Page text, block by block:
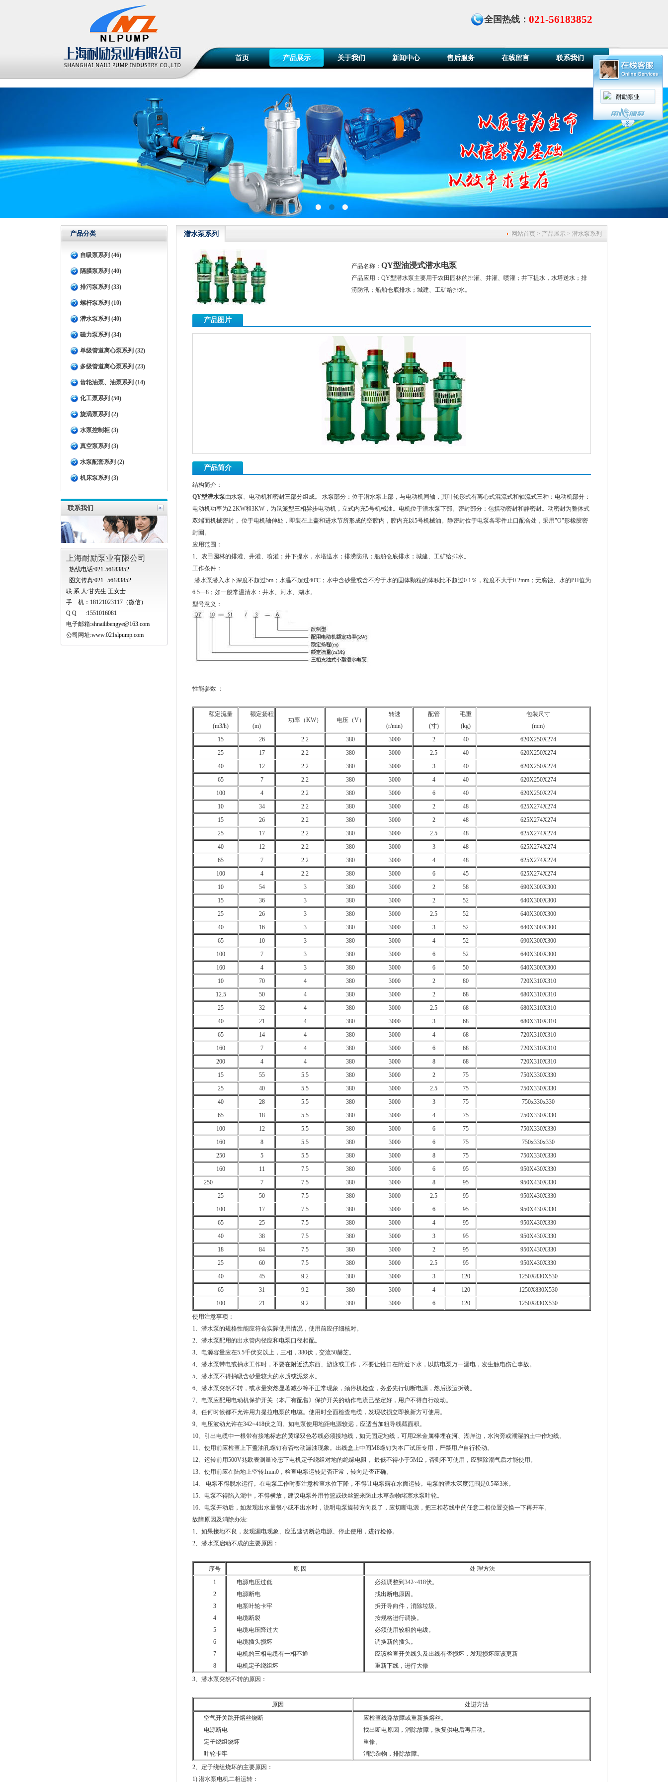
耐励泵业
全国热线： 021-56183852
首页 产品展示 关于我们 新闻中心 售后服务 在线留言 联系我们
百叶窗图片载入中
产品分类
自吸泵系列 (46)
隔膜泵系列 (40)
排污泵系列 (33)
螺杆泵系列 (10)
潜水泵系列 (40)
磁力泵系列 (34)
单级管道离心泵系列 (32)
多级管道离心泵系列 (23)
齿轮油泵、油泵系列 (14)
化工泵系列 (50)
旋涡泵系列 (2)
水泵控制柜 (3)
真空泵系列 (3)
水泵配套系列 (2)
机床泵系列 (3)
联系我们
上海耐励泵业有限公司
热线电话:021-56183852
图文传真:021--56183852
联 系 人:甘先生 王女士
手 机：18121023117（微信）
Q Q :1551016081
电子邮箱:shnailibengye@163.com
公司网址:www.021slpump.com
网站首页 > 产品展示 > 潜水泵系列
潜水泵系列
产品名称： QY型油浸式潜水电泵
产品应用：QY型潜水泵主要用于农田园林的排灌、井灌、喷灌；井下提水，水塔送水；排
涝防汛；船舶仓底排水；城建、工矿给排水。
产品图片
产品简介
结构简介：
QY型潜水泵由水泵、电动机和密封三部分组成。 水泵部分：位于潜水泵上部，与电动机同轴，其叶轮形式有离心式混流式和轴流式三种：电动机部分：
电动机功率为2.2KW和3KW，为鼠笼型三相异步电动机，立式内充5号机械油。电机位于潜水泵下部。密封部分：包括动密封和静密封。动密封为整体式
双端面机械密封， 位于电机轴伸处，即装在上盖和进水节所形成的空腔内，腔内充以5号机械油。静密封位于电泵各零件止口配合处，采用"O"形橡胶密
封圈。
应用范围：
1、农田园林的排灌、井灌、喷灌；井下提水，水塔送水；排涝防汛；船舶仓底排水；城建、工矿给排水。
工作条件：
·潜水泵潜入水下深度不超过5m；水温不超过40℃；水中含砂量或含不溶于水的固体颗粒的体积比不超过0.1％，粒度不大于0.2mm；无腐蚀、水的PH值为
6.5—8；如一般常温清水：井水、河水、湖水。
型号意义：
性能参数 ：
额定流量
(m3/h)
额定扬程
(m)
功率（KW） 电压（V）
转速
(r/min)
配管
(寸)
毛重
(kg)
包装尺寸
(mm)
15
26 2.2 380 3000 2 40
620X250X274
25
17 2.2 380 3000 2.5 40
620X250X274
40
12 2.2 380 3000 3 40
620X250X274
65
7 2.2 380 3000 4 40
620X250X274
100
4 2.2 380 3000 6 40
620X250X274
10
34 2.2 380 3000 2 48
625X274X274
15
26 2.2 380 3000 2 48
625X274X274
25
17 2.2 380 3000 2.5 48
625X274X274
40
12 2.2 380 3000 3 48
625X274X274
65
7 2.2 380 3000 4 48
625X274X274
100
4 2.2 380 3000 6 45
625X274X274
10
54 3 380 3000 2 58
690X300X300
15
36 3 380 3000 2 52
640X300X300
25
26 3 380 3000 2.5 52
640X300X300
40
16 3 380 3000 3 52
640X300X300
65
10 3 380 3000 4 52
690X300X300
100
7 3 380 3000 6 52
640X300X300
160
4 3 380 3000 6 50
640X300X300
10
70 4 380 3000 2 80
720X310X310
12.5
50 4 380 3000 2 68
680X310X310
25
32 4 380 3000 2.5 68
680X310X310
40
21 4 380 3000 3 68
680X310X310
65
14 4 380 3000 4 68
720X310X310
160
7 4 380 3000 6 68
720X310X310
200
4 4 380 3000 8 68
720X310X310
15
55 5.5 380 3000 2 75
750X330X330
25
40 5.5 380 3000 2.5 75
750X330X330
40
28 5.5 380 3000 3 75
750x330x330
65
18 5.5 380 3000 4 75
750X330X330
100
12 5.5 380 3000 6 75
750X330X330
160
8 5.5 380 3000 6 75
750x330x330
250
5 5.5 380 3000 8 75
750X330X330
160
11 7.5 380 3000 6 95
950X430X330
250
7 7.5 380 3000 8 95
950X430X330
25
50 7.5 380 3000 2.5 95
950X430X330
100
17 7.5 380 3000 6 95
950X430X330
65
25 7.5 380 3000 4 95
950X430X330
40
38 7.5 380 3000 3 95
950X430X330
18
84 7.5 380 3000 2 95
950X430X330
25
60 7.5 380 3000 2.5 95
950X430X330
40
45 9.2 380 3000 3 120
1250X830X530
65
31 9.2 380 3000 4 120
1250X830X530
100
21 9.2 380 3000 6 120
1250X830X530
使用注意事项：
1、 潜水泵的规格性能应符合实际使用情况，使用前应仔细核对。
2、潜水泵配用的出水管内径应和电泵口径相配。
3、电源容量应在5.5千伏安以上，三相，380伏，交流50赫芝。
4、潜水泵带电或抽水工作时，不要在附近洗东西、游泳或工作，不要让牲口在附近下水，以防电泵万一漏电，发生触电伤亡事故。
5、 潜水泵不得抽吸含砂量较大的水质或泥浆水。
6、潜水泵突然不转，或水量突然显著减少等不正常现象，须停机检查，务必先行切断电源，然后搬运拆装。
7、电泵应配用电动机保护开关（本厂有配售》保护开关的动作电流已整定好，用户不得自行改动。
8、任何时候都不允许用力提拉电泵的电缆。使用时全面检查电缆，发现破损立即换新方可使用。
9、电压波动允许在342~418伏之间。如电泵使用地距电源较远，应适当加粗导线截面积。
10、引出电缆中一根带有接地标志的黄绿双色芯线必须接地线，如无固定地线，可用2米金属棒埋在河、湖岸边，水沟旁或潮湿的土中作地线。
11、使用前应检查上下盖油孔螺钉有否松动漏油现象。出线盒上中间M8螺钉为本厂试压专用，严禁用户自行松动。
12、运转前用500V兆欧表测量冷态下电机定子绕组对地的绝缘电阻， 最低不得小于5MΩ，否则不可使用，应驱除潮气后才能使用。
13、使用前应在陆地上空转1min0，检查电泵运转是否正常，转向是否正确。
14、 电泵不得脱水运行。在电泵工作时要注意检查水位下降，不得让电泵露在水面运转。电泵的潜水深度范围是0.5至3米。
15、电泵不得陷入泥中，不得横放，建议电泵外用竹篮或铁丝篮来防止水草杂物堵塞水泵叶轮。
16、电泵开动后，如发现出水量很小或不出水时，说明电泵旋转方向反了，应切断电源，把三相芯线中的任意二相位置交换一下再开车。
故障原因及消除办法:
1、如果接地不良，发现漏电现象、应迅速切断总电源、停止使用，进行检修。
2、潜水泵启动不成的主要原因：
序号 原 因
处 理方法
1
2
3
4
5
6
7
8
电源电压过低
电源断电
电泵叶轮卡牢
电缆断裂
电缆电压降过大
电缆插头损坏
电机的三相电缆有一相不通
电机定子绕组坏
必须调整到342~418伏。
找出断电原因。
拆开导向件，消除垃圾。
按规格进行调换。
必须使用较粗的电绂。
调换新的插头。
应该检查开关线头及出线有否损坏，发现损坏应该更新
重新下线，进行大修
3、潜水泵突然不转的原因：
原因
处进方法
空气开关跳开熔丝烧断
电源断电
定子绕组烧坏
叶轮卡牢
应检查线路故障或重新换熔丝。
找出断电原因，消除故障，恢复供电后再启动。
重修。
消除杂物，排除故障。
2、定子绕组烧坏的主要原因：
1) 潜水泵电机二相运转：